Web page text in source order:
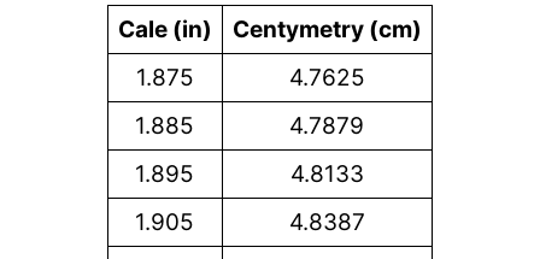
Cale (in)
Centymetry (cm)
1.875
4.7625
1.885
4.7879
1.895
4.8133
1.905
4.8387